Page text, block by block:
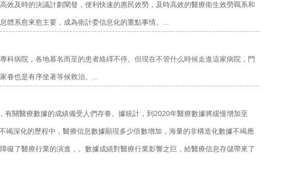
效及時的決議計劃闡發，便利快速的惠民效勞，及時高效的醫療衛生效勞羈系和
系愈來愈主要，成為衛計委信息化的重點事情。...
科病院，各地慕名而至的患者絡繹不停。但現在不管什么時候走進這家病院，門
眷也是有序坐著等候救治。...
有關醫療數據的成績備受人們存眷。據統計，到2020年醫療數據將緩慢增加至
深化的歷程中，醫療信息數據顯現多少倍數增加，海量的非構造化數據不竭應
礙了醫療行業的演進，。數據成績對醫療行業影響之巨，給醫療信息存儲帶來了